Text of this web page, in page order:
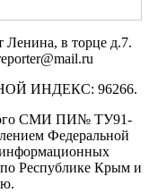
в торце д.7.
ИНДЕКС: 96266.
СМИ ПИ№ ТУ91-
Федеральной
информационных
Республике Крым и